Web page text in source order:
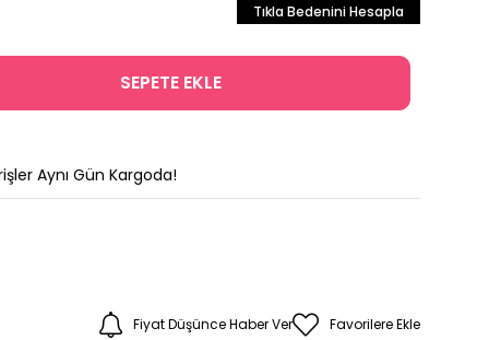
Tıkla Bedenini Hesapla
Aynı Gün Kargoda!
Favorilere Ekle
Fiyat Düşünce Haber Ver